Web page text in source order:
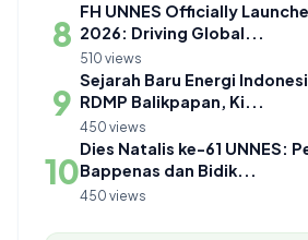
8
FH UNNES Officially
2026: Driving Global...
510 views
9
Sejarah Baru Energi
RDMP Balikpapan, Ki...
450 views
10
Dies Natalis ke-61 UNNES:
Bappenas dan Bidik...
450 views